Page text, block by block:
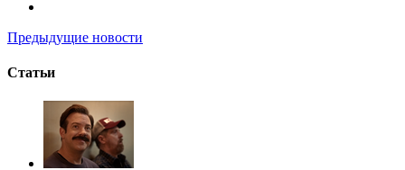
Предыдущие новости
Статьи